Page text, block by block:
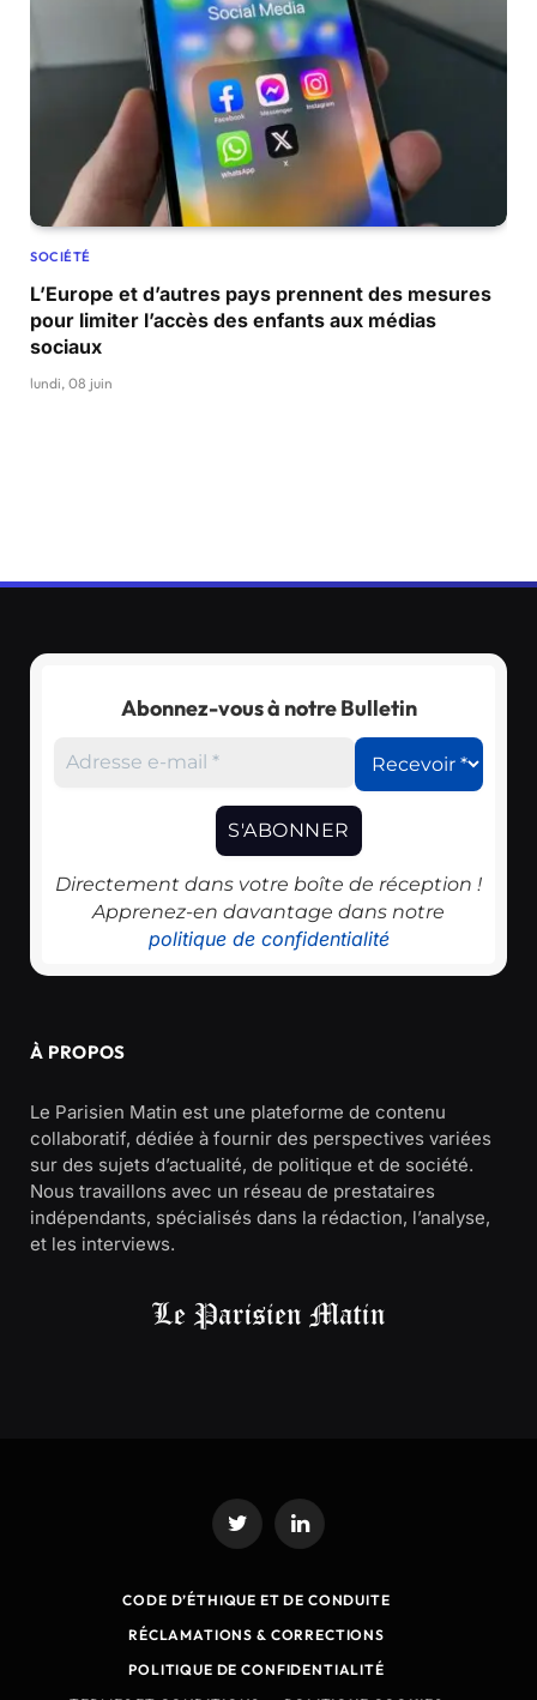
SOCIÉTÉ
L’Europe et d’autres pays prennent des mesures
pour limiter l’accès des enfants aux médias
sociaux
lundi, 08 juin
Abonnez-vous à notre Bulletin
Directement dans votre boîte de réception !
Apprenez-en davantage dans notre
politique de confidentialité
À PROPOS
Le Parisien Matin est une plateforme de contenu
collaboratif, dédiée à fournir des perspectives variées
sur des sujets d’actualité, de politique et de société.
Nous travaillons avec un réseau de prestataires
indépendants, spécialisés dans la rédaction, l’analyse,
et les interviews.
Twitter LinkedIn
CODE D’ÉTHIQUE ET DE CONDUITE
RÉCLAMATIONS & CORRECTIONS
POLITIQUE DE CONFIDENTIALITÉ